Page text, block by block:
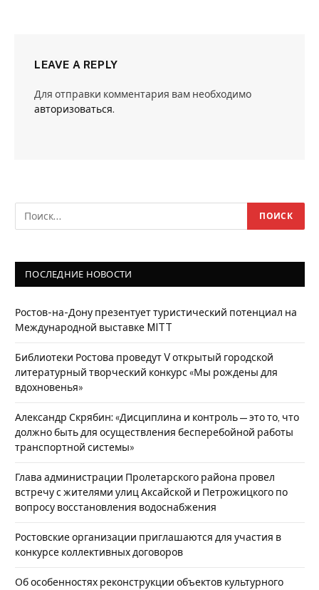
LEAVE A REPLY
Для отправки комментария вам необходимо
авторизоваться.
ПОСЛЕДНИЕ НОВОСТИ
Ростов-на-Дону презентует туристический потенциал на
Международной выставке MITT
Библиотеки Ростова проведут V открытый городской
литературный творческий конкурс «Мы рождены для
вдохновенья»
Александр Скрябин: «Дисциплина и контроль — это то, что
должно быть для осуществления бесперебойной работы
транспортной системы»
Глава администрации Пролетарского района провел
встречу с жителями улиц Аксайской и Петрожицкого по
вопросу восстановления водоснабжения
Ростовские организации приглашаются для участия в
конкурсе коллективных договоров
Об особенностях реконструкции объектов культурного